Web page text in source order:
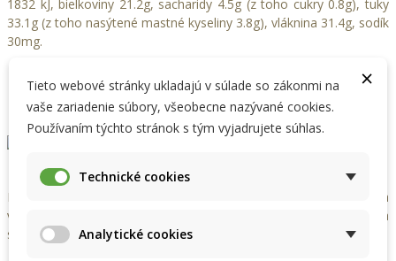
1832 kJ, bielkoviny 21.2g, sacharidy 4.5g (z toho cukry 0.8g), tuky
33.1g (z toho nasýtené mastné kyseliny 3.8g), vláknina 31.4g, sodík
30mg.
Krajina pôvodu:Paraguaj
Bio certifikácia: EU
Produkt nie je určený k používaniu ako náhrada pestrej a
vyváženej stravy. Po užití vytlačte z balenia prebytočný vzduch a
skladujte na tmavom, chladnom a suchom mieste.
×
Tieto webové stránky ukladajú v súlade so zákonmi na
vaše zariadenie súbory, všeobecne nazývané cookies.
Používaním týchto stránok s tým vyjadrujete súhlas.
Technické cookies
Analytické cookies